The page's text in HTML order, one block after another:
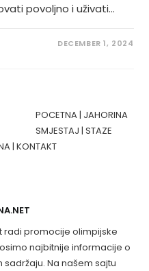
povoljno i uživati…
DECEMBER 1, 2024
POCETNA| JAHORINA
SMJESTAJ |STAZE
|KONTAKT
radi promocije olimpijske
najbitnije informacije o
Na našem sajtu